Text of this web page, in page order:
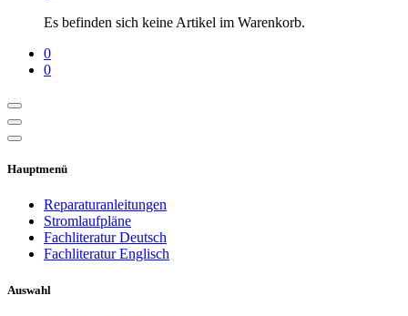
Es befinden sich keine Artikel im Warenkorb.
0
0
Hauptmenü
Reparaturanleitungen
Stromlaufpläne
Fachliteratur Deutsch
Fachliteratur Englisch
Auswahl